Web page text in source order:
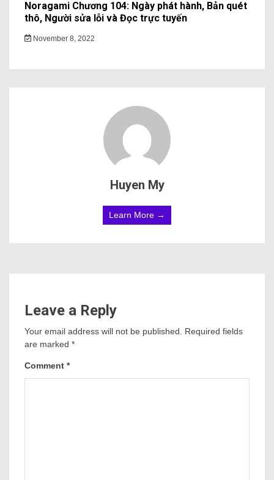
Noragami Chương 104: Ngày phát hành, Bản quét
thô, Người sửa lỗi và Đọc trực tuyến
November 8, 2022
Huyen My
Learn More →
Leave a Reply
Your email address will not be published.
Required fields
are marked *
Comment *